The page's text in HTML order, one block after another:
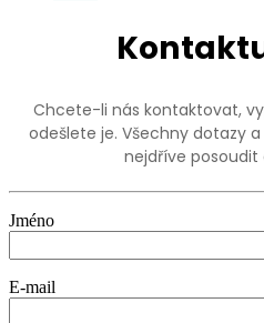
Chcete-li nás kontaktovat,
odešlete je. Všechny dotazy
nejdříve posoudit
Jméno
E-mail